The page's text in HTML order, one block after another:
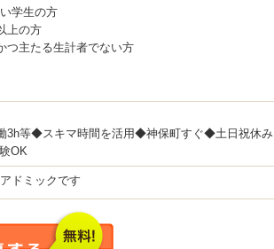
学生の方
上の方
つ主たる生計者でない方
3h等◆スキマ時間を活用◆神保町すぐ◆土日祝休み
OK
ドミックです